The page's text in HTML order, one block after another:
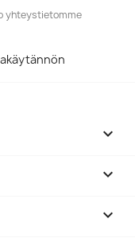
yhteystietomme


